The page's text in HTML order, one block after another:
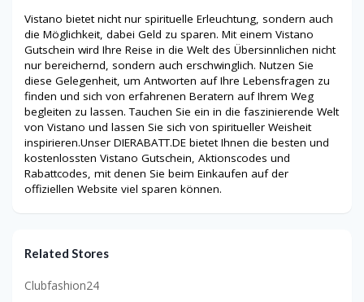
Vistano bietet nicht nur spirituelle Erleuchtung, sondern auch
die Möglichkeit, dabei Geld zu sparen. Mit einem Vistano
Gutschein wird Ihre Reise in die Welt des Übersinnlichen nicht
nur bereichernd, sondern auch erschwinglich. Nutzen Sie
diese Gelegenheit, um Antworten auf Ihre Lebensfragen zu
finden und sich von erfahrenen Beratern auf Ihrem Weg
begleiten zu lassen. Tauchen Sie ein in die faszinierende Welt
von Vistano und lassen Sie sich von spiritueller Weisheit
inspirieren.Unser DIERABATT.DE bietet Ihnen die besten und
kostenlossten Vistano Gutschein, Aktionscodes und
Rabattcodes, mit denen Sie beim Einkaufen auf der
offiziellen Website viel sparen können.
Related Stores
Clubfashion24